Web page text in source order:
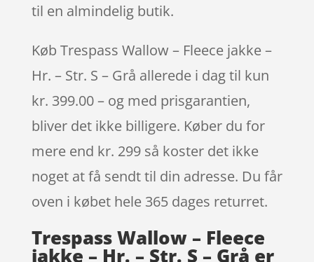
til en almindelig butik.
Køb Trespass Wallow – Fleece jakke –
Hr. – Str. S – Grå allerede i dag til kun
kr. 399.00 – og med prisgarantien,
bliver det ikke billigere. Køber du for
mere end kr. 299 så koster det ikke
noget at få sendt til din adresse. Du får
oven i købet hele 365 dages returret.
Trespass Wallow – Fleece
jakke – Hr. – Str. S – Grå er